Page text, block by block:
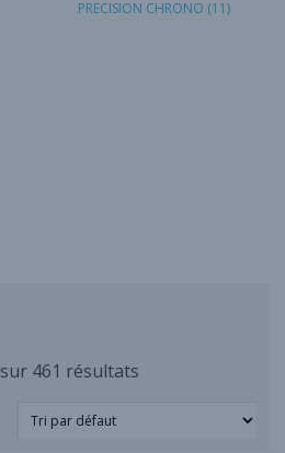
PRECISION CHRONO (11)
461 résultats